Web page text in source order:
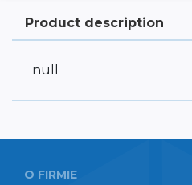
Product description
null
O FIRMIE